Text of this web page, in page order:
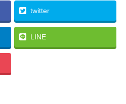
twitter
LINE